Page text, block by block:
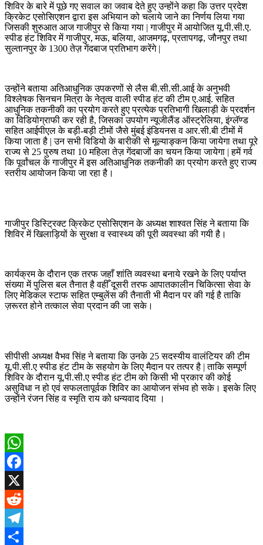
शिविर के बारे में पूछे गए सवाल का जवाब देते हुए उन्होंने कहा कि उत्तर प्रदेश
क्रिकेट एसोसिएशन द्वारा इस अभियान को चलाये जाने का निर्णय लिया गया
जिसकी शुरुआत आज गाजीपुर से किया गया | गाजीपुर में आयोजित यू.पी.सी.ए.
स्पीड हंट शिविर में गाजीपुर, मऊ, बलिया, आजमगढ़, प्रतापगढ़, जौनपुर तथा
सुल्तानपुर के 1300 तेज़ गेंदबाज प्रतिभाग करेंगे |
उन्होंने बताया अतिआधुनिक उपकरणों से लैस बी.सी.सी.आई के अनुभवी
विश्लेषक सिनचन मित्रा के नेतृत्व वाली स्पीड हंट की टीम ए.आई. सहित
आधुनिक तकनीकी का प्रयोग करते हुए प्रत्येक प्रतिभागी खिलाड़ी के प्रदर्शन
का विडियोग्राफी कर रही है, जिसका उपयोग न्यूजीलैंड ऑस्ट्रेलिया, इंग्लॅण्ड
सहित आईपीएल के बड़ी-बड़ी टीमों जैसे मुंबई इंडियनस व आर.सी.बी टीमों में
किया जाता है | उन सभी विडियो के बारीकी से मूल्याङ्कन किया जायेगा तथा पूरे
राज्य से 25 पुरुष तथा 10 महिला तेज़ गेंदबाजों का चयन किया जायेगा | हमें गर्व
कि पूर्वांचल के गाजीपुर में इस अतिआधुनिक तकनीकी का प्रयोग करते हुए राज्य
स्तरीय आयोजन किया जा रहा है।
गाजीपुर डिस्ट्रिक्ट क्रिकेट एसोसिएशन के अध्यक्ष शाश्वत सिंह ने बताया कि
शिविर में खिलाड़ियों के सुरक्षा व स्वास्थ्य की पूरी व्यवस्था की गयी है।
कार्यक्रम के दौरान एक तरफ जहाँ शांति व्यवस्था बनाये रखने के लिए पर्याप्त
संख्या में पुलिस बल तैनात है वहीँ दूसरी तरफ आपातकालीन चिकित्सा सेवा के
लिए मेडिकल स्टाफ सहित एम्बुलेंस की तैनाती भी मैदान पर की गई है ताकि
ज़रूरत होने तत्काल सेवा प्रदान की जा सके।
सीपीसी अध्यक्ष वैभव सिंह ने बताया कि उनके 25 सदस्यीय वालंटियर की टीम
यू.पी.सी.ए स्पीड हंट टीम के सहयोग के लिए मैदान पर तत्पर है | ताकि सम्पूर्ण
शिविर के दौरान यू.पी.सी.ए स्पीड हंट टीम को किसी भी प्रकार की कोई
असुविधा न हो एवं सफलतापूर्वक शिविर का आयोजन संभव हो सके। इसके लिए
उन्होंने रंजन सिंह व स्मृति राय को धन्यवाद दिया ।
WhatsApp
Facebook
X
Reddit
Telegram